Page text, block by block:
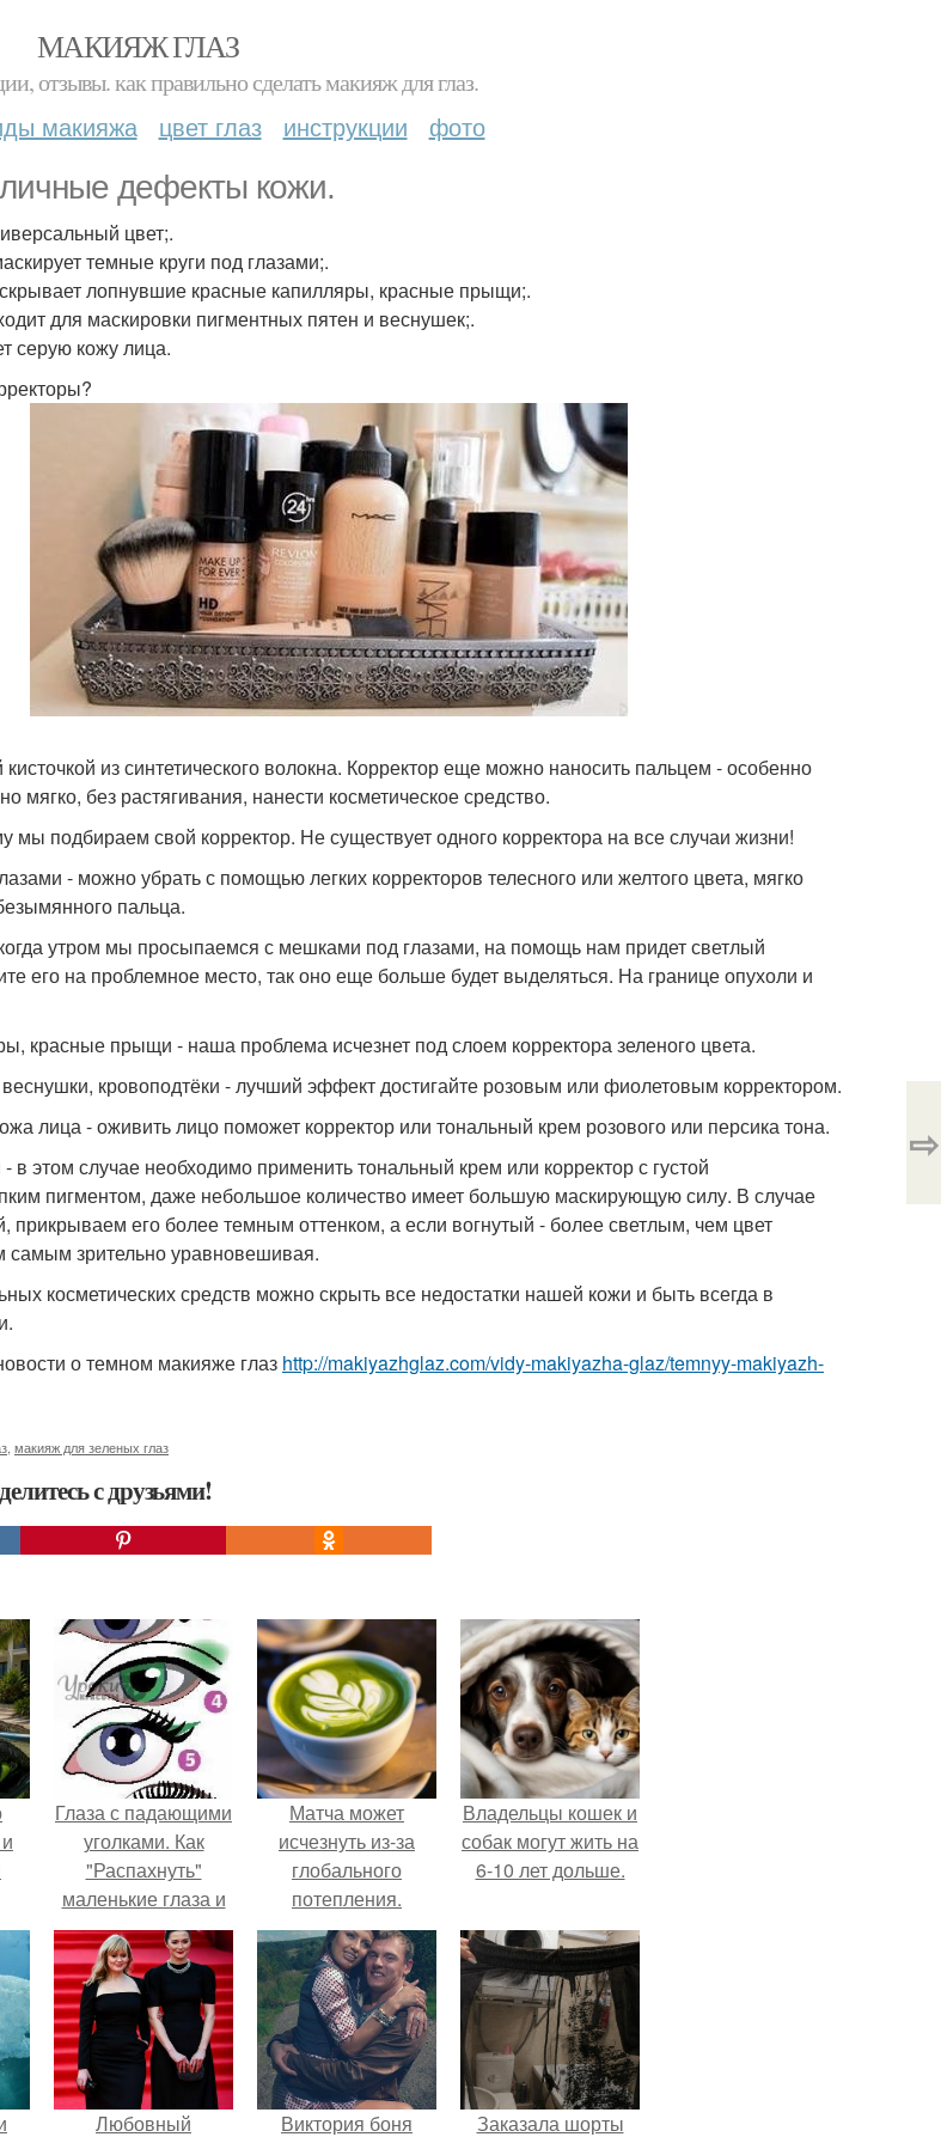
МАКИЯЖ ГЛАЗ
отзывы. как правильно сделать макияж для глаз.
макияжа цвет глаз инструкции фото
дефекты кожи.
цвет;.
темные круги под глазами;.
лопнувшие красные капилляры, красные прыщи;.
для маскировки пигментных пятен и веснушек;.
серую кожу лица.
из синтетического волокна. Корректор еще можно наносить пальцем - особенно
мягко, без растягивания, нанести косметическое средство.
мы подбираем свой корректор. Не существует одного корректора на все случаи жизни!
- можно убрать с помощью легких корректоров телесного или желтого цвета, мягко
пальца.
утром мы просыпаемся с мешками под глазами, на помощь нам придет светлый
его на проблемное место, так оно еще больше будет выделяться. На границе опухоли и
красные прыщи - наша проблема исчезнет под слоем корректора зеленого цвета.
кровоподтёки - лучший эффект достигайте розовым или фиолетовым корректором.
лица - оживить лицо поможет корректор или тональный крем розового или персика тона.
в этом случае необходимо применить тональный крем или корректор с густой
пигментом, даже небольшое количество имеет большую маскирующую силу. В случае
его более темным оттенком, а если вогнутый - более светлым, чем цвет
самым зрительно уравновешивая.
косметических средств можно скрыть все недостатки нашей кожи и быть всегда в
о темном макияже глаз http://makiyazhglaz.com/vidy-makiyazha-glaz/temnyy-makiyazh-
макияж для зеленых глаз
с друзьями!
⇨
Глаза с падающими
уголками. Как
"Распахнуть"
маленькие глаза и
поднять
"падающие" уголки.
Матча может
исчезнуть из-за
глобального
потепления.
Владельцы кошек и
собак могут жить на
6-10 лет дольше.
Любовный
Виктория боня
Заказала шорты